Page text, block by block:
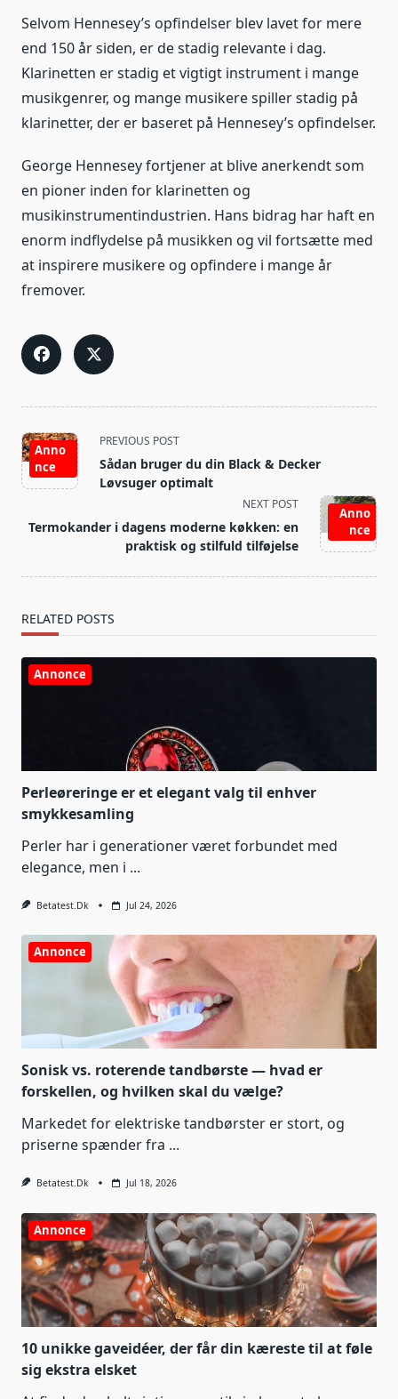
Selvom Hennesey’s opfindelser blev lavet for mere
end 150 år siden, er de stadig relevante i dag.
Klarinetten er stadig et vigtigt instrument i mange
musikgenrer, og mange musikere spiller stadig på
klarinetter, der er baseret på Hennesey’s opfindelser.
George Hennesey fortjener at blive anerkendt som
en pioner inden for klarinetten og
musikinstrumentindustrien. Hans bidrag har haft en
enorm indflydelse på musikken og vil fortsætte med
at inspirere musikere og opfindere i mange år
fremover.
<span
class="nav-
subtitle
reader-
text">Page</span>
Anno
nce
PREVIOUS POST
Sådan bruger du din Black & Decker
Løvsuger optimalt
Anno
nce
NEXT POST
Termokander i dagens moderne køkken: en
praktisk og stilfuld tilføjelse
RELATED POSTS
Annonce
Perleøreringe er et elegant valg til enhver
smykkesamling
Perler har i generationer været forbundet med
elegance, men i ...
Betatest.dk Jul 24, 2026
Annonce
Sonisk vs. roterende tandbørste — hvad er
forskellen, og hvilken skal du vælge?
Markedet for elektriske tandbørster er stort, og
priserne spænder fra ...
Betatest.dk Jul 18, 2026
Annonce
10 unikke gaveidéer, der får din kæreste til at føle
sig ekstra elsket